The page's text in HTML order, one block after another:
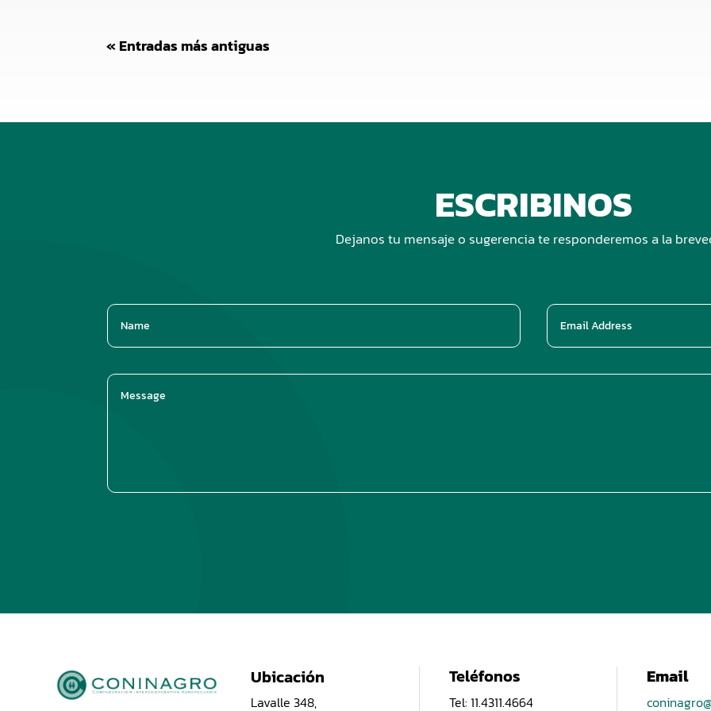
« Entradas más antiguas
ESCRIBINOS
Dejanos tu mensaje o sugerencia te responderemos a la
Ubicación
Lavalle 348,
Teléfonos
Tel: 11.4311.4664
Email